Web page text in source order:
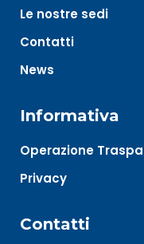
Le nostre sedi
Contatti
News
Informativa
Operazione
Privacy
Contatti